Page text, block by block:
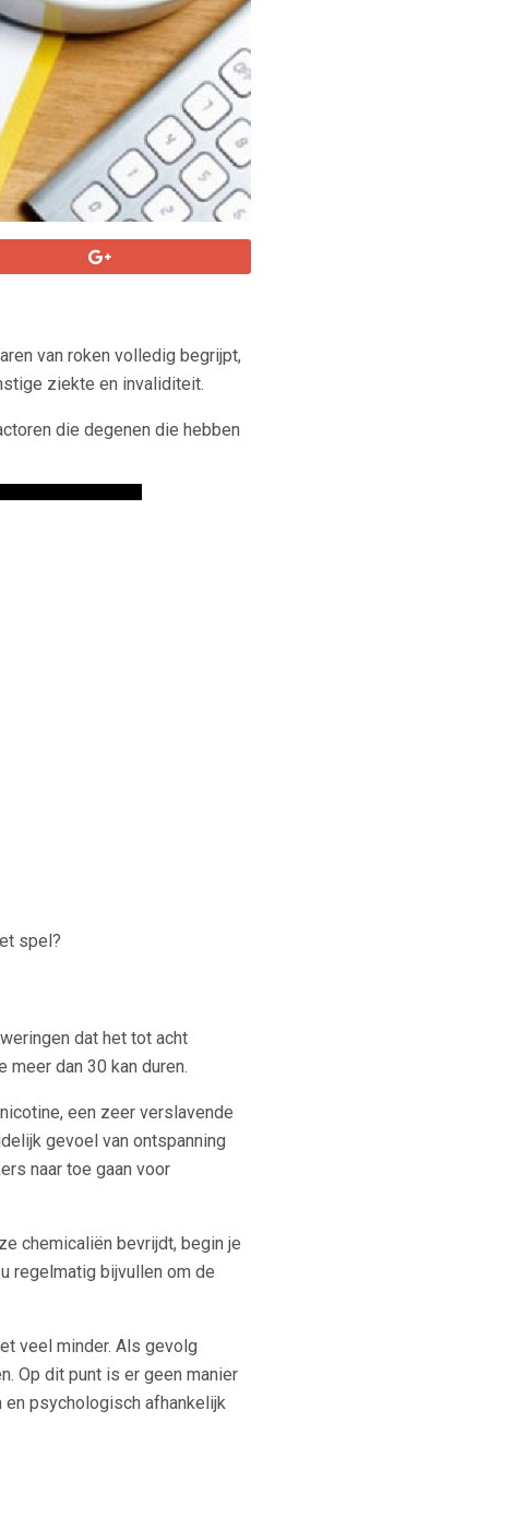
van roken volledig begrijpt,
ziekte en invaliditeit.
die degenen die hebben
spel?
dat het tot acht
dan 30 kan duren.
een zeer verslavende
gevoel van ontspanning
naar toe gaan voor
chemicaliën bevrijdt, begin je
regelmatig bijvullen om de
veel minder. Als gevolg
Op dit punt is er geen manier
en psychologisch afhankelijk